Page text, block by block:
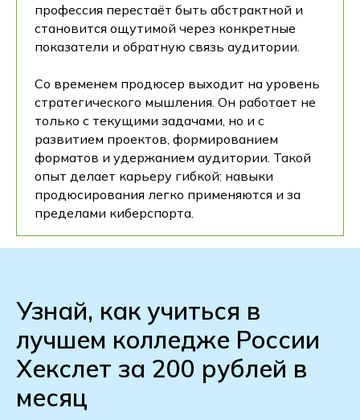
профессия перестаёт быть абстрактной и
становится ощутимой через конкретные
показатели и обратную связь аудитории.
Со временем продюсер выходит на уровень
стратегического мышления. Он работает не
только с текущими задачами, но и с
развитием проектов, формированием
форматов и удержанием аудитории. Такой
опыт делает карьеру гибкой: навыки
продюсирования легко применяются и за
пределами киберспорта.
Узнай, как учиться в
лучшем колледже России
Хекслет за 200 рублей в
месяц